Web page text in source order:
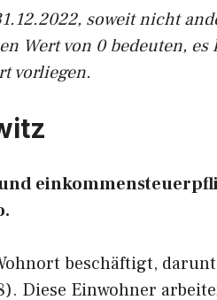
soweit nicht
Wert von 0 bedeuten, es
vorliegen.
beschäftigt,
Diese Einwohner